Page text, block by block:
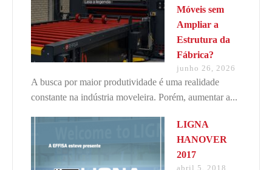
Móveis sem
Ampliar a
Estrutura da
Fábrica?
junho 26, 2026
A busca por maior produtividade é uma realidade
constante na indústria moveleira. Porém, aumentar a...
LIGNA
HANOVER
2017
abril 5, 2018